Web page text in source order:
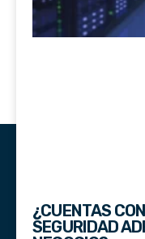
¿CUENTAS
SEGURIDAD